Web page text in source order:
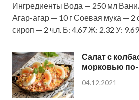
Ингредиенты Вода — 250 мл
Агар-агар — 10 г Соевая мука — 2
сироп — 2 ч.л. Б: 4.67 Ж: 2.32 У:
Салат с
морковью по-
04.12.2021